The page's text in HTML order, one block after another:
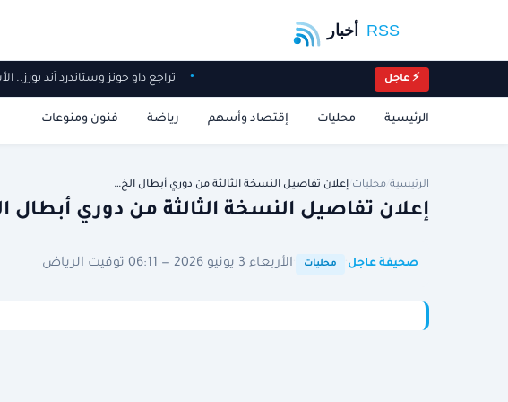
⚡ عاجل تراجع داو جونز وستاندرد آند
الرئيسية محليات إقتصاد وأسهم رياضة فنون ومنوعات
الرئيسية محليات إعلان تفاصيل النسخة الثالثة من دوري أبطال الخ…
إعلان تفاصيل النسخة الثالثة من دوري أبطال
صحيفة عاجل محليات الأربعاء 3 يونيو 2026 — 06:11 توقيت الرياض